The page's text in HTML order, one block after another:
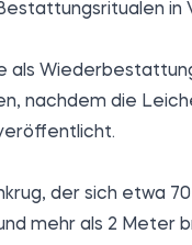
in
nachdem die
der sich etwa
mehr als 2 Meter